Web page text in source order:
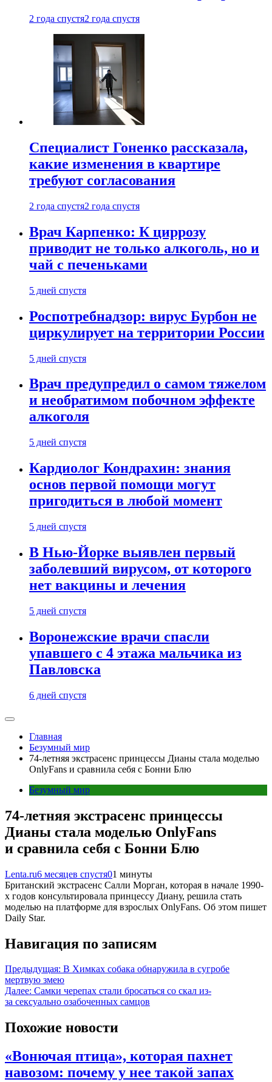
2 года спустя2 года спустя
Специалист Гоненко рассказала,
какие изменения в квартире
требуют согласования
2 года спустя2 года спустя
Врач Карпенко: К циррозу
приводит не только алкоголь, но и
чай с печеньками
5 дней спустя
Роспотребнадзор: вирус Бурбон не
циркулирует на территории России
5 дней спустя
Врач предупредил о самом тяжелом
и необратимом побочном эффекте
алкоголя
5 дней спустя
Кардиолог Кондрахин: знания
основ первой помощи могут
пригодиться в любой момент
5 дней спустя
В Нью-Йорке выявлен первый
заболевший вирусом, от которого
нет вакцины и лечения
5 дней спустя
Воронежские врачи спасли
упавшего с 4 этажа мальчика из
Павловска
6 дней спустя
Главная
Безумный мир
74-летняя экстрасенс принцессы Дианы стала моделью
OnlyFans и сравнила себя с Бонни Блю
Безумный мир
74-летняя экстрасенс принцессы
Дианы стала моделью OnlyFans
и сравнила себя с Бонни Блю
Lenta.ru6 месяцев спустя01 минуты
Британский экстрасенс Салли Морган, которая в начале 1990-
х годов консультировала принцессу Диану, решила стать
моделью на платформе для взрослых OnlyFans. Об этом пишет
Daily Star.
Навигация по записям
Предыдущая: В Химках собака обнаружила в сугробе
мертвую змею
Далее: Самки черепах стали бросаться со скал из-
за сексуально озабоченных самцов
Похожие новости
«Вонючая птица», которая пахнет
навозом: почему у нее такой запах